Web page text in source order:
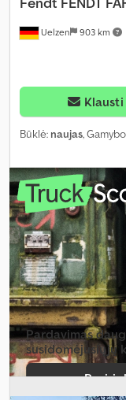
Uelzen 903 km
Klausti
Būklė: naujas,
Pardavimas
susidomėjusiųjų